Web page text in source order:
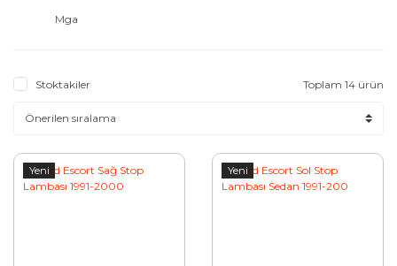
Mga
Stoktakiler Toplam 14 ürün
Yeni Yeni